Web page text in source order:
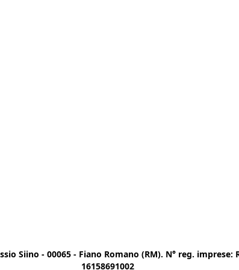
Siino - 00065 - Fiano Romano (RM). N° reg. imprese:
16158691002